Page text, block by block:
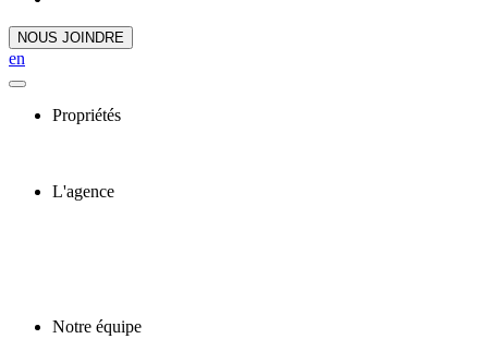
NOUS JOINDRE
en
Propriétés
L'agence
Notre équipe